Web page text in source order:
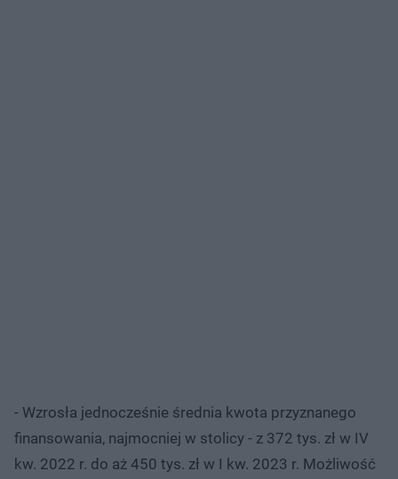
- Wzrosła jednocześnie średnia kwota przyznanego
finansowania, najmocniej w stolicy - z 372 tys. zł w IV
kw. 2022 r. do aż 450 tys. zł w I kw. 2023 r. Możliwość